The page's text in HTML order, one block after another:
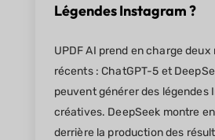
Légendes Instagram ?
UPDF AI prend en charge deux
récents : ChatGPT-5 et
peuvent générer des légendes
créatives. DeepSeek montre
derrière la production des